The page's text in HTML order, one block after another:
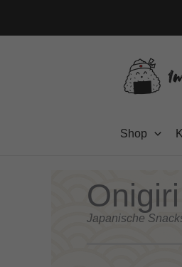
Inhalt
Shop
Japanische